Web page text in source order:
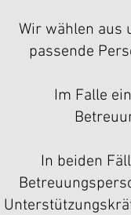
Wir wählen aus
passende
Im Falle
In beiden